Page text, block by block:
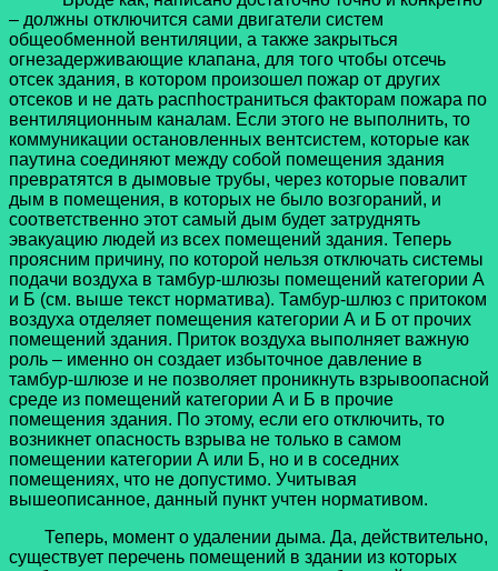
– должны отключится сами двигатели систем
общеобменной вентиляции, а также закрыться
огнезадерживающие клапана, для того чтобы отсечь
отсек здания, в котором произошел пожар от других
отсеков и не дать распhостраниться факторам пожара по
вентиляционным каналам. Если этого не выполнить, то
коммуникации остановленных вентсистем, которые как
паутина соединяют между собой помещения здания
превратятся в дымовые трубы, через которые повалит
дым в помещения, в которых не было возгораний, и
соответственно этот самый дым будет затруднять
эвакуацию людей из всех помещений здания. Теперь
проясним причину, по которой нельзя отключать системы
подачи воздуха в тамбур-шлюзы помещений категории А
и Б (см. выше текст норматива). Тамбур-шлюз с притоком
воздуха отделяет помещения категории А и Б от прочих
помещений здания. Приток воздуха выполняет важную
роль – именно он создает избыточное давление в
тамбур-шлюзе и не позволяет проникнуть взрывоопасной
среде из помещений категории А и Б в прочие
помещения здания. По этому, если его отключить, то
возникнет опасность взрыва не только в самом
помещении категории А или Б, но и в соседних
помещениях, что не допустимо. Учитывая
вышеописанное, данный пункт учтен нормативом.
Теперь, момент о удалении дыма. Да, действительно,
существует перечень помещений в здании из которых